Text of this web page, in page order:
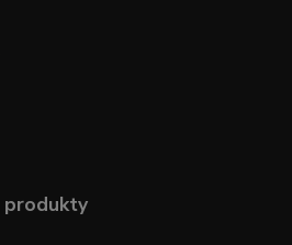
produkty